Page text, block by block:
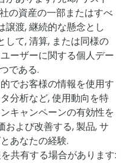
の資産の一部またはすべ
譲渡, 継続的な懸念とし
して, 清算, または同様の
ーザーに関する個人デー
である.
でお客様の情報を使用す
分析など, 使用動向を特
キャンペーンの有効性を
よび改善する, 製品, サ
あなたの経験.
共有する場合があります: